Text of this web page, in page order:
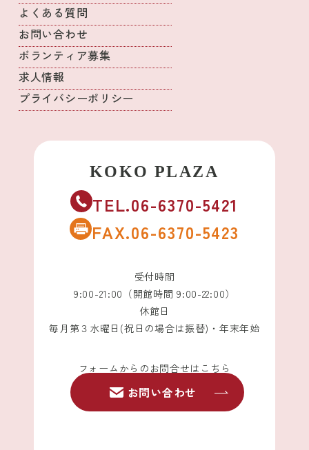
よくある質問
お問い合わせ
ボランティア募集
求人情報
プライバシーポリシー
TEL.06-6370-5421
FAX.06-6370-5423
受付時間
9:00-21:00（開館時間 9:00-22:00）
休館日
毎月第３水曜日(祝日の場合は振替)・年末年始
フォームからのお問合せはこちら
お問い合わせ